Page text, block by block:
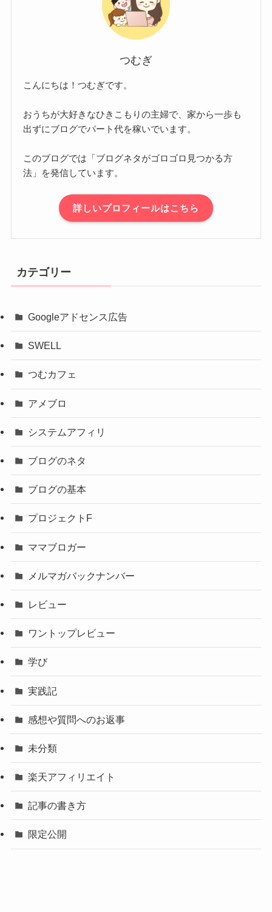
つむぎ
こんにちは！つむぎです。
おうちが大好きなひきこもりの主婦で、家から一歩も
出ずにブログでパート代を稼いでいます。
このブログでは「ブログネタがゴロゴロ見つかる方
法」を発信しています。
詳しいプロフィールはこちら
カテゴリー
Googleアドセンス広告
SWELL
つむカフェ
アメブロ
システムアフィリ
ブログのネタ
ブログの基本
プロジェクトF
ママブロガー
メルマガバックナンバー
レビュー
ワントップレビュー
学び
実践記
感想や質問へのお返事
未分類
楽天アフィリエイト
記事の書き方
限定公開